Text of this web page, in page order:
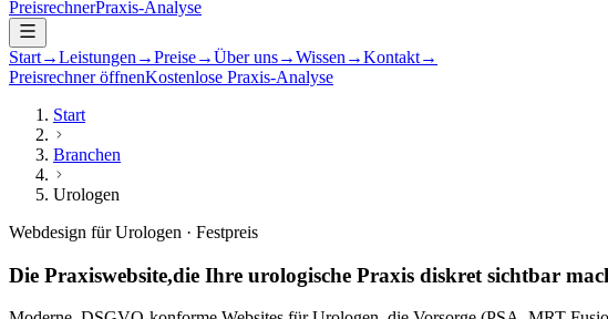
PreisrechnerPraxis-Analyse
Start→Leistungen →Preise→Über uns→Wissen →Kontakt→
Preisrechner öffnenKostenlose Praxis-Analyse
Start
Branchen
Urologen
Webdesign für Urologen · Festpreis
Die Praxiswebsite,die Ihre urologische Praxis diskret sichtbar